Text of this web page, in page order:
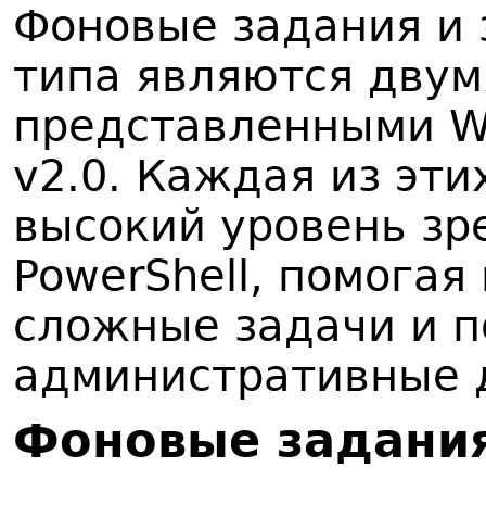
Фоновые задания и
типа являются
представленными
v2.0. Каждая из
высокий уровень
PowerShell,
сложные задачи и
административные
Фоновые